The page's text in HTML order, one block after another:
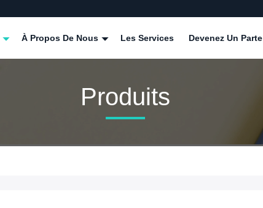
À Propos De Nous Les Services Devenez Un
Produits